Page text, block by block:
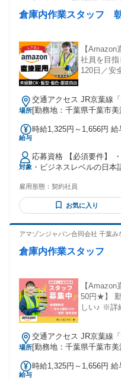
フトだと学校行事や急な
にアプリでシフトを入れ
ぐのも、朝から夕方まで
第です！
倉庫内作業スタッフ
【
社員を目
120日／安
場所
交通アクセス JR京葉線
10～15分 JR総武線本線
イク通勤不可
[勤務地：千葉県千葉市美
給与
時給1,325円～1,656円 給与
対象
応募資格 【必須要件】
・ビジネスレベルの日
いただけ ＼こんな方が活躍中！／ ・倉庫スタッフ未経験の方
・体を動かす仕事が好き
に働きたい方 ・コツコ
す！） ※20代～40代を中心に、幅広い世代が「チーム
時間・就労範囲の制限に
ある方 商品検品、仕分けやピッキングなどの倉庫内作業の経
験がある方や、 箱詰め
業経験がある方も活躍しているお
の製造経験（梱包・包装
雇用形態： 契約社員
お気に入り
アマゾンジャパン合同会社 千葉
倉庫内作業スタッフ
【
50円★】
しい♪ ※詳
場所
交通アクセス JR京葉線
10～15分 JR総武線本線
イク通勤不可
[勤務地：千葉県千葉市美
給与
時給1,325円～1,656円 給与 時